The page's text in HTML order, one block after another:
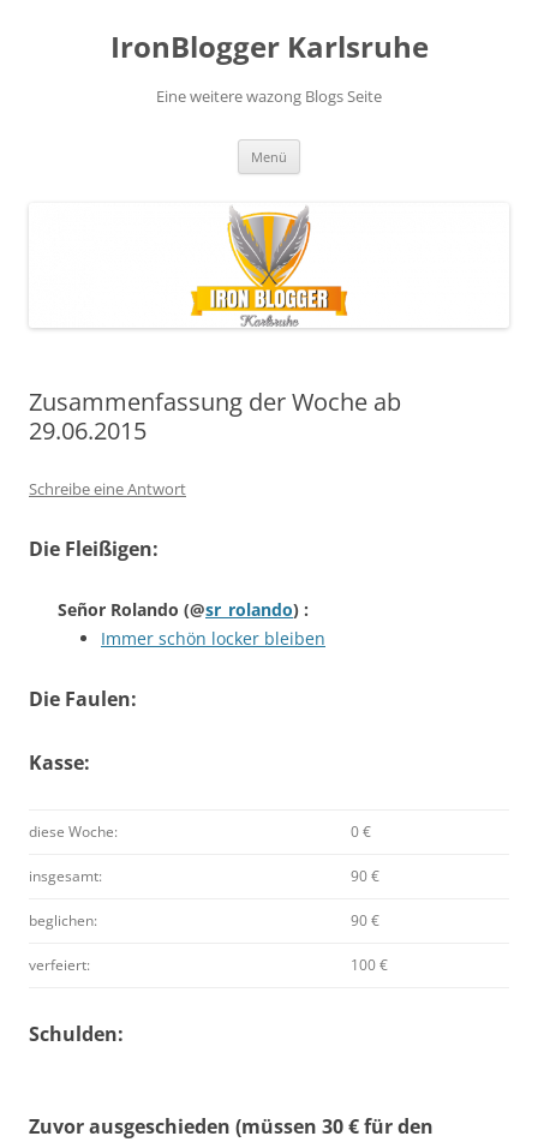
IronBlogger Karlsruhe
Eine weitere wazong Blogs Seite
Menü
Zusammenfassung der Woche ab
29.06.2015
Schreibe eine Antwort
Die Fleißigen:
Señor Rolando (@sr_rolando) :
Immer schön locker bleiben
Die Faulen:
Kasse:
diese Woche: 0 €
insgesamt: 90 €
beglichen: 90 €
verfeiert: 100 €
Schulden:
Zuvor ausgeschieden (müssen 30 € für den